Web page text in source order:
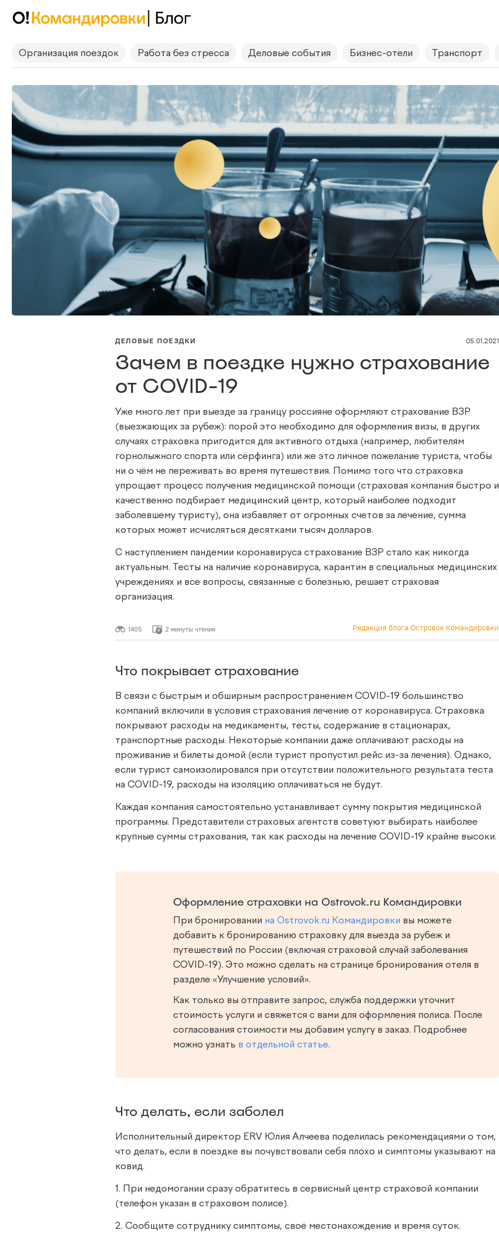
Организация поездок Работа без стресса Деловые события Бизнес-отели Транспорт
ДЕЛОВЫЕ ПОЕЗДКИ 05.01.2021
Зачем в поездке нужно страхование
от COVID-19
Уже много лет при выезде за границу россияне оформляют страхование ВЗР
(выезжающих за рубеж): порой это необходимо для оформления визы, в других
случаях страховка пригодится для активного отдыха (например, любителям
горнолыжного спорта или сёрфинга) или же это личное пожелание туриста, чтобы
ни о чём не переживать во время путешествия.
Помимо того что страховка
упрощает процесс получения медицинской помощи (страховая компания быстро и
качественно подбирает медицинский центр, который наиболее подходит
заболевшему туристу), она избавляет от огромных счетов за лечение, сумма
которых может исчисляться десятками тысяч долларов.
С наступлением пандемии коронавируса страхование ВЗР стало как никогда
актуальным. Тесты на наличие коронавируса, карантин в специальных медицинских
учреждениях и все вопросы, связанные с болезнью, решает страховая
организация.
Редакция блога Островок Командировки
1405 2 минуты чтения
Что покрывает страхование
В связи с быстрым и обширным распространением COVID-19 большинство
компаний включили в условия страхования лечение от коронавируса. Страховка
покрывают расходы на медикаменты, тесты, содержание в стационарах,
транспортные расходы. Некоторые компании даже оплачивают расходы на
проживание и билеты домой (если турист пропустил рейс из-за лечения). Однако,
если турист самоизолировался при отсутствии положительного результата теста
на COVID-19, расходы на изоляцию оплачиваться не будут.
Каждая компания самостоятельно устанавливает сумму покрытия медицинской
программы. Представители страховых агентств советуют выбирать наиболее
крупные суммы страхования, так как расходы на лечение COVID-19 крайне высоки.
Оформление страховки на Ostrovok.ru Командировки
При бронировании на Ostrovok.ru Командировки вы можете
добавить к бронированию страховку для выезда за рубеж и
путешествий по России (включая страховой случай заболевания
COVID-19). Это можно сделать на странице бронирования отеля в
разделе «Улучшение условий».
Как только вы отправите запрос, служба поддержки уточнит
стоимость услуги и свяжется с вами для оформления полиса. После
согласования стоимости мы добавим услугу в заказ. Подробнее
можно узнать в отдельной статье.
Что делать, если заболел
Исполнительный директор ERV Юлия Алчеева поделилась рекомендациями о том,
что делать, если в поездке вы почувствовали себя плохо и симптомы указывают на
ковид.
1. При недомогании сразу обратитесь в сервисный центр страховой компании
(телефон указан в страховом полисе).
2. Сообщите сотруднику симптомы, своё местонахождение и время суток.